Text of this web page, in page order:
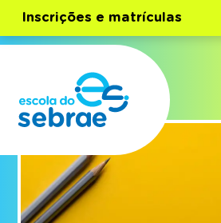
Inscrições e matrículas